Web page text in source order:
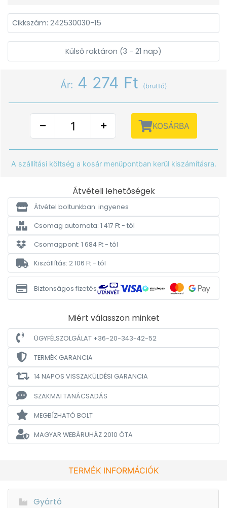
Cikkszám: 242530030-15
Külső raktáron (3 - 21 nap)
Ár: 4 274 Ft (bruttó)
KOSÁRBA
A szállítási költség a kosár menüpontban kerül kiszámításra.
Átvételi lehetőségek
Átvétel boltunkban: ingyenes
Csomag automata: 1 417 Ft - tól
Csomagpont: 1 684 Ft - tól
Kiszállítás: 2 106 Ft - tól
Biztonságos fizetés
Miért válasszon minket
ÜGYFÉLSZOLGÁLAT +36-20-343-42-52
TERMÉK GARANCIA
14 NAPOS VISSZAKÜLDÉSI GARANCIA
SZAKMAI TANÁCSADÁS
MEGBÍZHATÓ BOLT
MAGYAR WEBÁRUHÁZ2010 ÓTA
TERMÉK INFORMÁCIÓK
Gyártó